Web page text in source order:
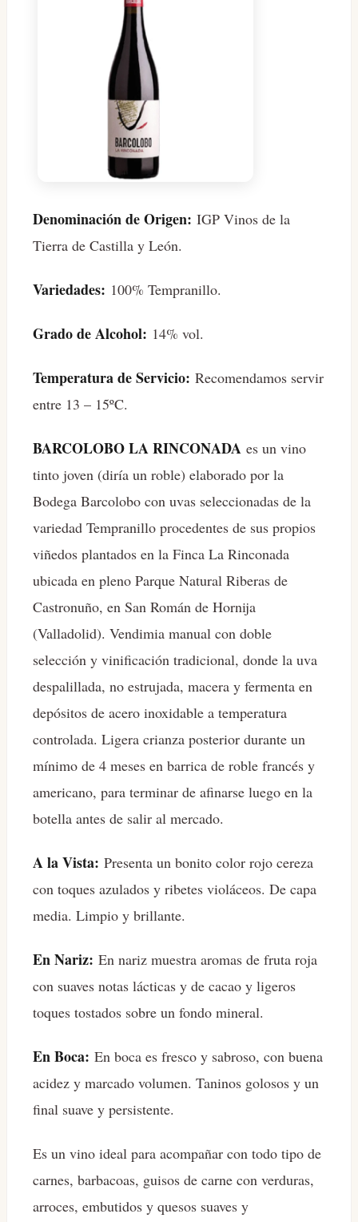
Denominación de Origen: IGP Vinos de la
Tierra de Castilla y León.
Variedades: 100% Tempranillo.
Grado de Alcohol: 14% vol.
Temperatura de Servicio: Recomendamos servir
entre 13 – 15ºC.
BARCOLOBO LA RINCONADA es un vino
tinto joven (diría un roble) elaborado por la
Bodega Barcolobo con uvas seleccionadas de la
variedad Tempranillo procedentes de sus propios
viñedos plantados en la Finca La Rinconada
ubicada en pleno Parque Natural Riberas de
Castronuño, en San Román de Hornija
(Valladolid). Vendimia manual con doble
selección y vinificación tradicional, donde la uva
despalillada, no estrujada, macera y fermenta en
depósitos de acero inoxidable a temperatura
controlada. Ligera crianza posterior durante un
mínimo de 4 meses en barrica de roble francés y
americano, para terminar de afinarse luego en la
botella antes de salir al mercado.
A la Vista: Presenta un bonito color rojo cereza
con toques azulados y ribetes violáceos. De capa
media. Limpio y brillante.
En Nariz: En nariz muestra aromas de fruta roja
con suaves notas lácticas y de cacao y ligeros
toques tostados sobre un fondo mineral.
En Boca: En boca es fresco y sabroso, con buena
acidez y marcado volumen. Taninos golosos y un
final suave y persistente.
Es un vino ideal para acompañar con todo tipo de
carnes, barbacoas, guisos de carne con verduras,
arroces, embutidos y quesos suaves y